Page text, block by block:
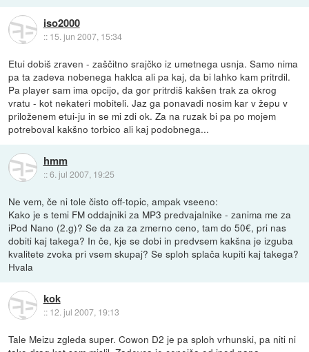
iso2000
:: 15. jun 2007, 15:34
Etui dobiš zraven - zaščitno srajčko iz umetnega usnja. Samo nima
pa ta zadeva nobenega haklca ali pa kaj, da bi lahko kam pritrdil.
Pa player sam ima opcijo, da gor pritrdiš kakšen trak za okrog
vratu - kot nekateri mobiteli. Jaz ga ponavadi nosim kar v žepu v
priloženem etui-ju in se mi zdi ok. Za na ruzak bi pa po mojem
potreboval kakšno torbico ali kaj podobnega...
hmm
::6. jul 2007, 19:25
Ne vem, če ni tole čisto off-topic, ampak vseeno:
Kako je s temi FM oddajniki za MP3 predvajalnike - zanima me za
iPod Nano (2.g)? Se da za za zmerno ceno, tam do 50€, pri nas
dobiti kaj takega? In če, kje se dobi in predvsem kakšna je izguba
kvalitete zvoka pri vsem skupaj? Se sploh splača kupiti kaj takega?
Hvala
kok
:: 12. jul 2007, 19:13
Tale Meizu zgleda super. Cowon D2 je pa sploh vrhunski, pa niti ni